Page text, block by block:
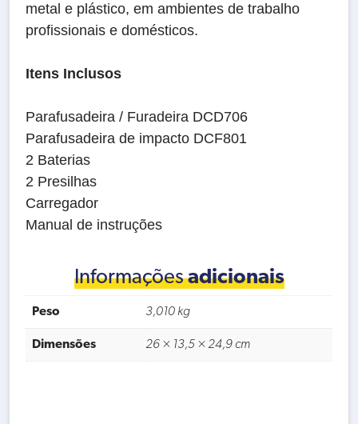
metal e plástico, em ambientes de trabalho
profissionais e domésticos.
Itens Inclusos
Parafusadeira / Furadeira DCD706
Parafusadeira de impacto DCF801
2 Baterias
2 Presilhas
Carregador
Manual de instruções
Informaçõesadicionais
Peso 3,010 kg
Dimensões 26 × 13,5 × 24,9 cm